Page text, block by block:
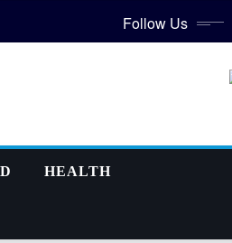
Follow Us
HEALTH